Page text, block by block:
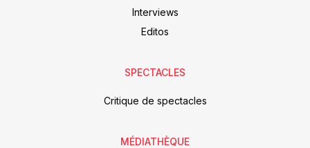
Interviews
Editos
SPECTACLES
Critique de spectacles
MÉDIATHÈQUE